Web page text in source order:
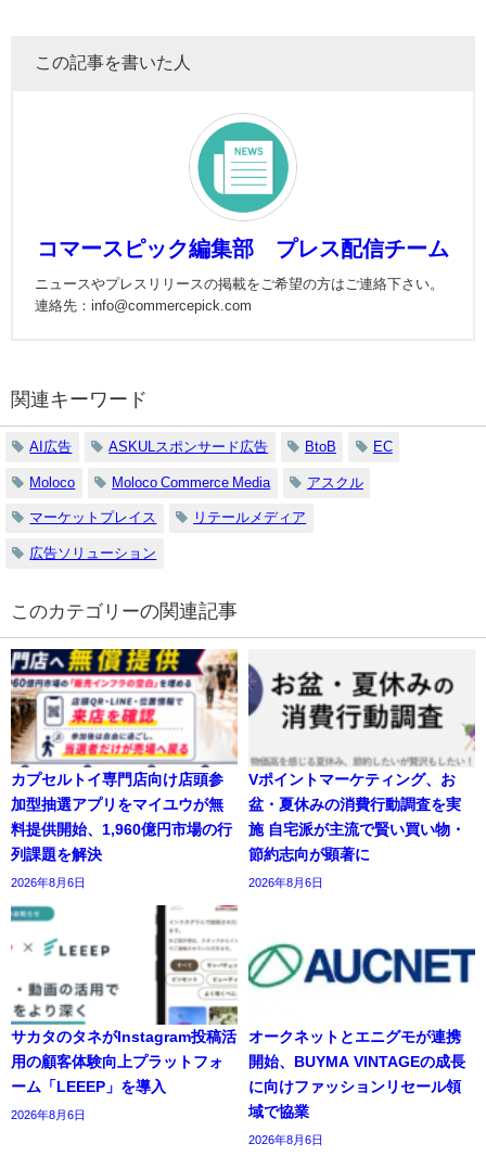
この記事を書いた人
コマースピック編集部 プレス配信チーム
ニュースやプレスリリースの掲載をご希望の方はご連絡下さい。
連絡先：info@commercepick.com
関連キーワード
AI広告 ASKULスポンサード広告 BtoB EC
Moloco Moloco Commerce Media アスクル
マーケットプレイス リテールメディア
広告ソリューション
の関連記事
カプセルトイ専門店向け店頭参
加型抽選アプリをマイユウが無
料提供開始、1,960億円市場の行
列課題を解決
2026年8月6日
Vポイントマーケティング、お
盆・夏休みの消費行動調査を実
施 自宅派が主流で賢い買い物・
節約志向が顕著に
2026年8月6日
サカタのタネがInstagram投稿活
用の顧客体験向上プラットフォ
ーム「LEEEP」を導入
2026年8月6日
オークネットとエニグモが連携
開始、BUYMA VINTAGEの成長
に向けファッションリセール領
域で協業
2026年8月6日